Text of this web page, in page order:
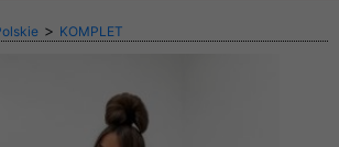
> KOMPLET